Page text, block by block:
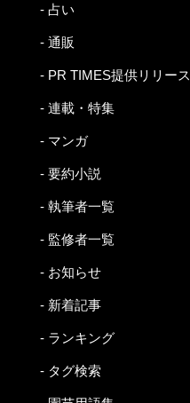
- 占い
- 通販
- PR TIMES提供リリース
- 連載・特集
- マンガ
- 要約小説
- 執筆者一覧
- 監修者一覧
- お知らせ
- 新着記事
- ランキング
- タグ検索